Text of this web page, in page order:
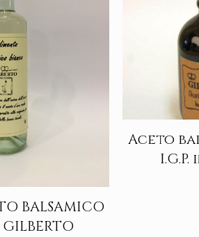
BALSAMICO
Aceto